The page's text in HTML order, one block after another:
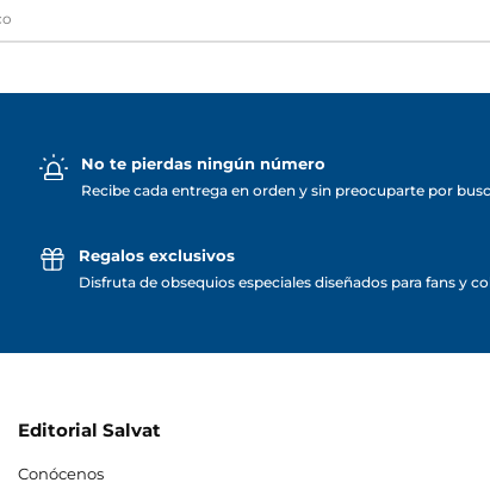
No te pierdas ningún número
Recibe cada entrega en orden y sin preocuparte por
Regalos exclusivos
Disfruta de obsequios especiales diseñados para fans y
Editorial Salvat
Conócenos